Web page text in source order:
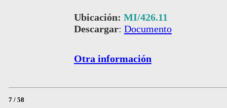
Ubicación: MI/426.11
Descargar: Documento
Otra información
7 / 58